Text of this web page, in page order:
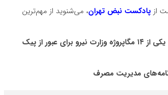
ازپادکست نبض تهران، می‌شنوید از مهم‌ترین
برگزاری مانور طرح ملی «سبا» با محوریت آموزش بانوان به‌عنوان یکی از ۱۴ مگاپروژه وزارت نیرو برای عبور از پیک